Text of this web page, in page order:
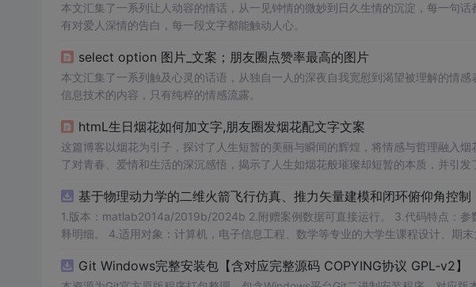
本文汇集了一系列让人动容的情话，从一见钟情的微妙到日久生情的沉淀，每一句
有对爱人深情的告白，每一段文字都能触动人心。
select option 图片_文案；朋友圈点赞率最高的图片
本文汇集了一系列触及心灵的话语，从独自一人的深夜自我宽慰到渴望被理解的情
信息技术的内容，只有纯粹的情感流露。
htmL生日烟花如何加文字,朋友圈发烟花配文字文案
这篇博客以烟花为引子，探讨了人生短暂的美丽与瞬间的辉煌，将情感与哲理融入
了对青春、爱情和生活的深沉感悟，揭示了人生如烟花般璀璨却短暂的本质，并引发
基于物理动力学的二维火箭飞行仿真、推力矢量建模和闭环俯仰角控
1.版本：matlab2014a/2019b/2024b 2.附赠案例数据可直接运行。 3.代码特点：参数化编程、参数可方便更改、代码编程思路清晰、注
释明细。 4.适用对象：计算机，电子信息工程、数学等专业的大学生课程设计、期
Git Windows完整安装包【含对应完整源码 COPYING协议 GPL‑v2】